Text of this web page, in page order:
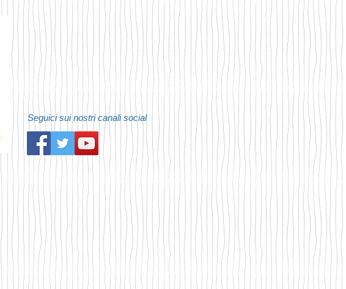
Seguici sui nostri canali social